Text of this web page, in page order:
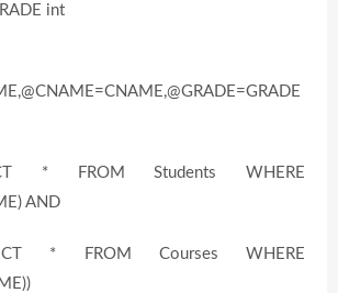
int
* FROM Students WHERE
AND
* FROM Courses WHERE